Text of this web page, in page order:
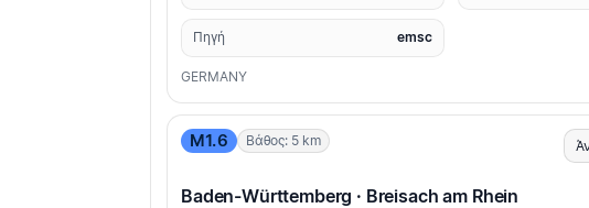
Πηγή emsc
GERMANY
M1.6 Βάθος: 5 km
Baden-Württemberg · Breisach am Rhein